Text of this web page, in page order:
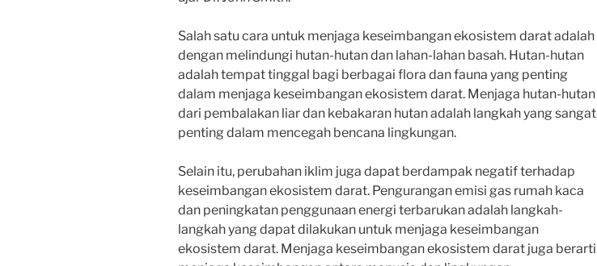
Salah satu cara untuk menjaga keseimbangan ekosistem darat adalah
dengan melindungi hutan-hutan dan lahan-lahan basah. Hutan-hutan
adalah tempat tinggal bagi berbagai flora dan fauna yang penting
dalam menjaga keseimbangan ekosistem darat. Menjaga hutan-hutan
dari pembalakan liar dan kebakaran hutan adalah langkah yang sangat
penting dalam mencegah bencana lingkungan.
Selain itu, perubahan iklim juga dapat berdampak negatif terhadap
keseimbangan ekosistem darat. Pengurangan emisi gas rumah kaca
dan peningkatan penggunaan energi terbarukan adalah langkah-
langkah yang dapat dilakukan untuk menjaga keseimbangan
ekosistem darat. Menjaga keseimbangan ekosistem darat juga berarti